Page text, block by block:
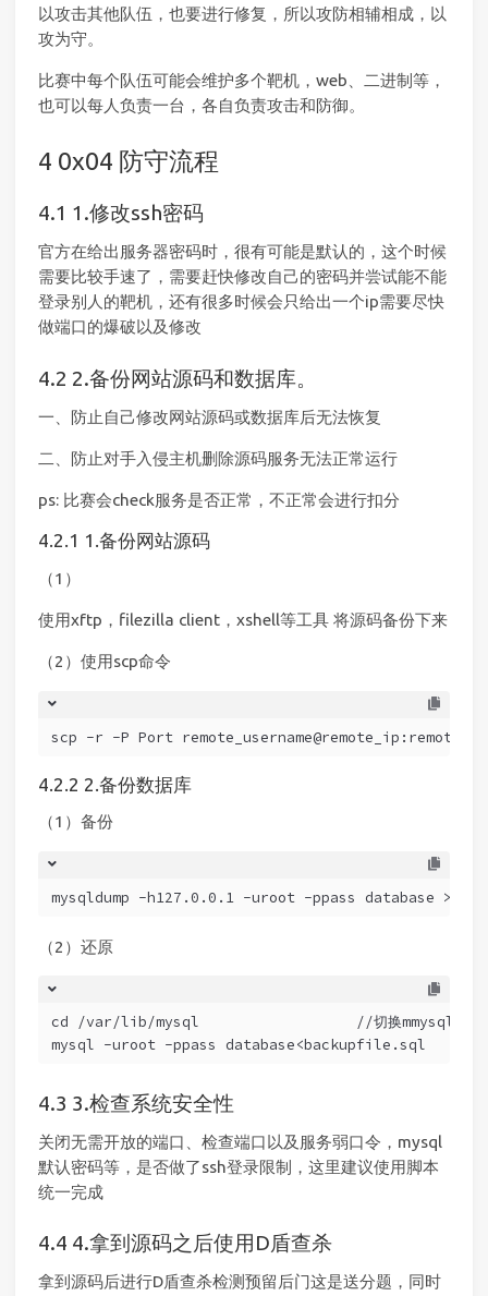
以攻击其他队伍，也要进行修复，所以攻防相辅相成，以
攻为守。
比赛中每个队伍可能会维护多个靶机，web、二进制等，
也可以每人负责一台，各自负责攻击和防御。
0x04 防守流程
1.修改ssh密码
官方在给出服务器密码时，很有可能是默认的，这个时候
需要比较手速了，需要赶快修改自己的密码并尝试能不能
登录别人的靶机，还有很多时候会只给出一个ip需要尽快
做端口的爆破以及修改
2.备份网站源码和数据库。
一、防止自己修改网站源码或数据库后无法恢复
二、防止对手入侵主机删除源码服务无法正常运行
ps: 比赛会check服务是否正常，不正常会进行扣分
1.备份网站源码
（1）
使用xftp，filezilla client，xshell等工具 将源码备份下来
（2）使用scp命令
scp -r -P Port
2.备份数据库
（1）备份
mysqldump -h127.0.0.1 -uroot -ppass database >
（2）还原
cd /var/lib/mysql                  //切换mmysql库目
mysql -uroot -ppass database<backupfile.sql
3.检查系统安全性
关闭无需开放的端口、检查端口以及服务弱口令，mysql
默认密码等，是否做了ssh登录限制，这里建议使用脚本
统一完成
4.拿到源码之后使用D盾查杀
拿到源码后进行D盾查杀检测预留后门这是送分题，同时